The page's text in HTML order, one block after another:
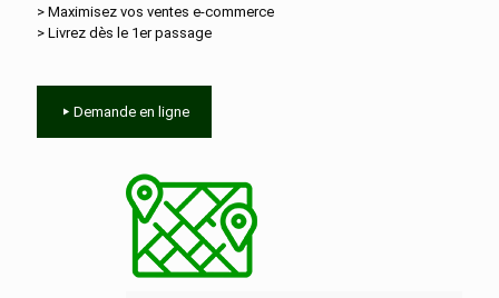
> Maximisez vos ventes e‑commerce
> Livrez dès le 1er passage
Demande en ligne